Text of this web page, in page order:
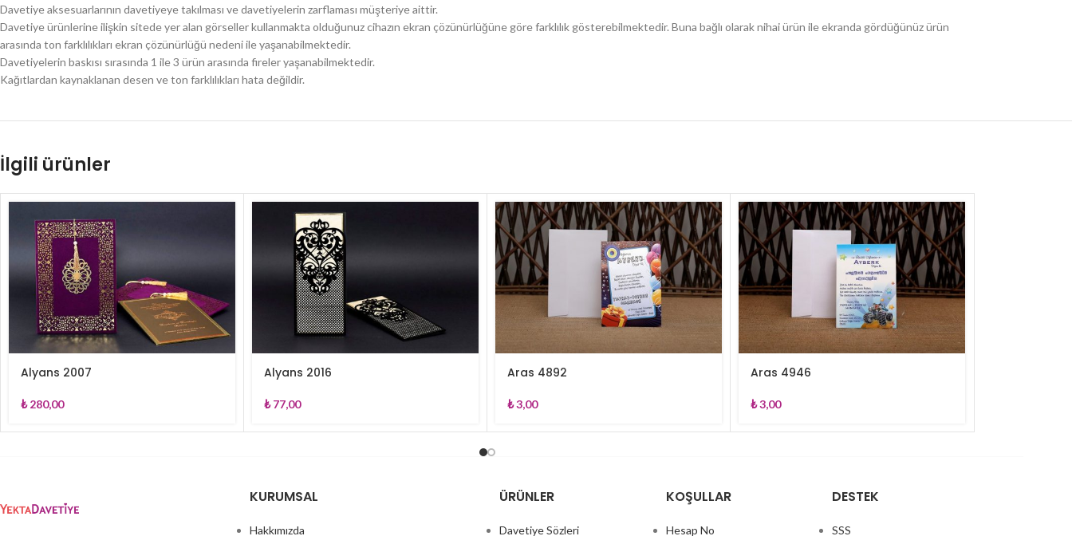
Davetiye aksesuarlarının davetiyeye takılması ve davetiyelerin zarflaması müşteriye aittir.
Davetiye ürünlerine ilişkin sitede yer alan görseller kullanmakta olduğunuz cihazın ekran çözünürlüğüne göre farklılık gösterebilmektedir. Buna bağlı olarak nihai ürün ile ekranda gördüğünüz ürün
arasında ton farklılıkları ekran çözünürlüğü nedeni ile yaşanabilmektedir.
Davetiyelerin baskısı sırasında 1 ile 3 ürün arasında fireler yaşanabilmektedir.
Kağıtlardan kaynaklanan desen ve ton farklılıkları hata değildir.
İlgili ürünler
Alyans 2007
₺280,00
Alyans 2016
₺77,00
Aras 4892
₺3,00
Aras 4946
₺3,00
KURUMSAL
Hakkımızda
ÜRÜNLER
Davetiye Sözleri
KOŞULLAR
Hesap No
DESTEK
SSS